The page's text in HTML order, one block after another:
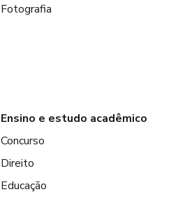
Fotografia
Ensino e estudo acadêmico
Concurso
Direito
Educação